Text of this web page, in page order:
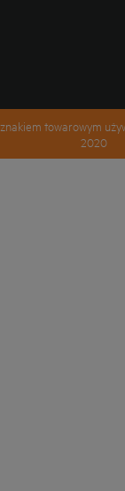
towarowym
2020